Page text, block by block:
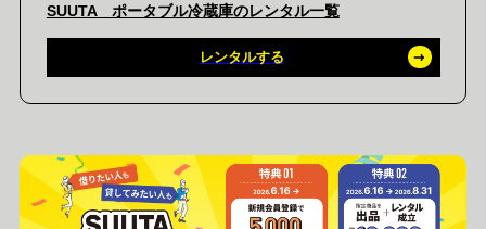
SUUTA ポータブル冷蔵庫のレンタル一覧
レンタルする